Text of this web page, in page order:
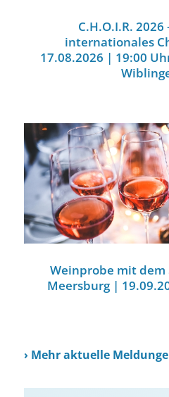
C.H.O.I.R. 2026
internationales
17.08.2026 | 19:00
Weinprobe mit
Meersburg |
› Mehr aktuelle